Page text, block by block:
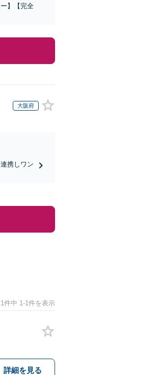
】【完全
大阪府
携しワン
1件中 1-1件を表示
詳細を見る